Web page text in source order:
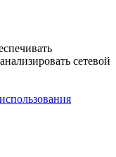
сетевой